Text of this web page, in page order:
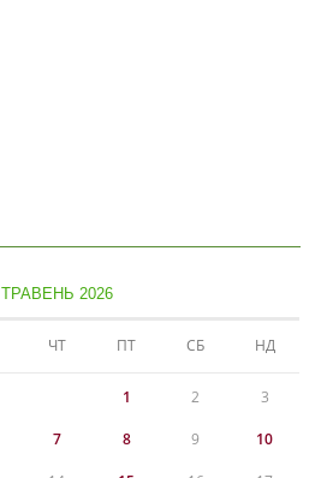
ТРАВЕНЬ 2026
ЧТ ПТ СБ НД
1 2 3
7 8 9 10